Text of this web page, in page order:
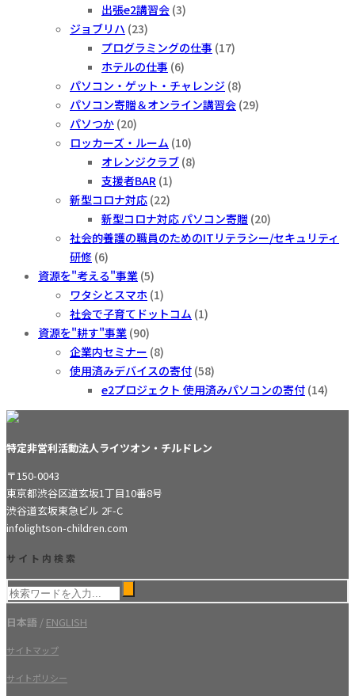
出張e2講習会 (3)
ジョブリハ (23)
プログラミングの仕事 (17)
ホテルの仕事 (6)
パソコン・ゲット・チャレンジ (8)
パソコン寄贈＆オンライン講習会 (29)
パソつか (20)
ロッカーズ・ルーム (10)
オレンジクラブ (8)
支援者BAR (1)
新型コロナ対応 (22)
新型コロナ対応 パソコン寄贈 (20)
社会的養護の職員のためのITリテラシー/セキュリティ
研修 (6)
資源を"考える"事業 (5)
ワタシとスマホ (1)
社会で子育てドットコム (1)
資源を"耕す"事業 (90)
企業内セミナー (8)
使用済みデバイスの寄付 (58)
e2プロジェクト 使用済みパソコンの寄付 (14)
特定非営利活動法人ライツオン・チルドレン
〒150-0043
東京都渋谷区道玄坂1丁目10番8号
渋谷道玄坂東急ビル 2F-C
infolightson-children.com
サイト内検索
日本語 / ENGLISH
サイトマップ
サイトポリシー